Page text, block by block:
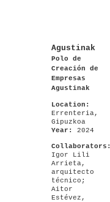
Agustinak
Polo de
Creación de
Empresas
Agustinak
Location:
Errenteria,
Gipuzkoa
Year: 2024
Collaborators:
Igor Lili
Arrieta,
arquitecto
técnico;
Aitor
Estévez,